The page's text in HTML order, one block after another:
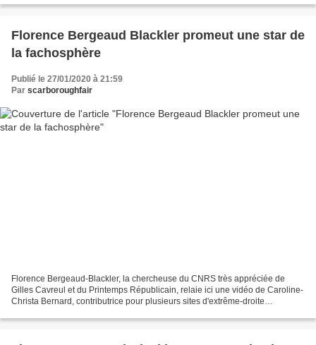
Florence Bergeaud Blackler promeut une star de
la fachosphère
Publié le 27/01/2020 à 21:59
Par scarboroughfair
Florence Bergeaud-Blackler, la chercheuse du CNRS très appréciée de
Gilles Cavreul et du Printemps Républicain, relaie ici une vidéo de Caroline-
Christa Bernard, contributrice pour plusieurs sites d'extrême-droite